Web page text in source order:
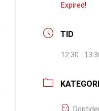
Expired!
TID
12:30 -
KATEGORI